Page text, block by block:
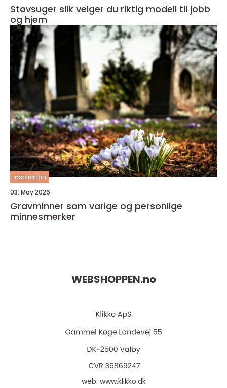
Støvsuger slik velger du riktig modell til jobb
og hjem
inspiration
03. May 2026
Gravminner som varige og personlige
minnesmerker
WEBSHOPPEN.no
web: www.klikko.dk